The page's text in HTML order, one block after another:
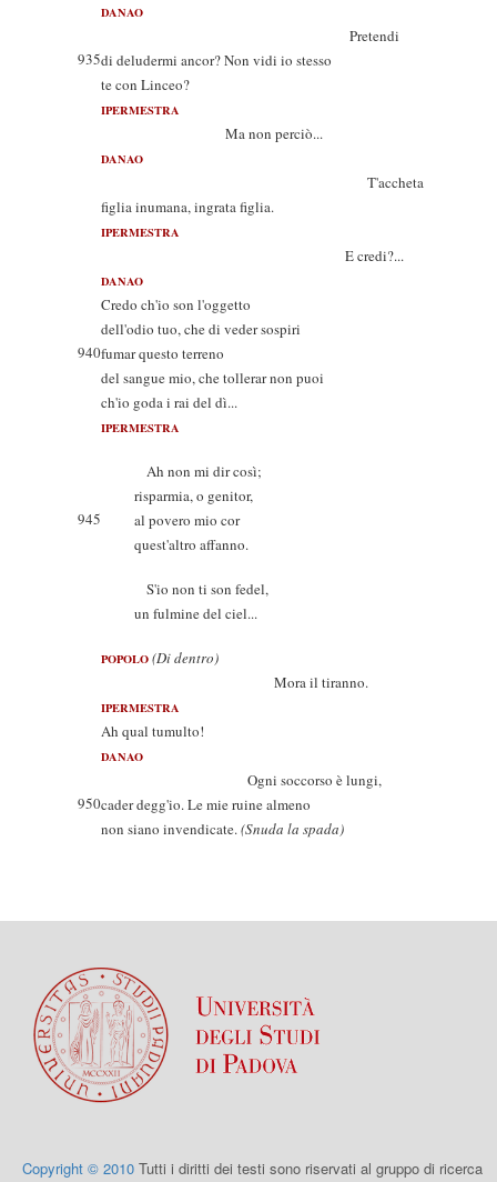
DANAO
Pretendi
935di deludermi ancor? Non vidi io stesso
te con Linceo?
IPERMESTRA
Ma non perciò...
DANAO
T'accheta
figlia inumana, ingrata figlia.
IPERMESTRA
E credi?...
DANAO
Credo ch'io son l'oggetto
dell'odio tuo, che di veder sospiri
940fumar questo terreno
del sangue mio, che tollerar non puoi
ch'io goda i rai del dì...
IPERMESTRA
Ah non mi dir così;
risparmia, o genitor,
945
al povero mio cor
quest'altro affanno.
S'io non ti son fedel,
un fulmine del ciel...
POPOLO(Di dentro)
Mora il tiranno.
IPERMESTRA
Ah qual tumulto!
DANAO
Ogni soccorso è lungi,
950cader degg'io. Le mie ruine almeno
non siano invendicate.(Snuda la spada)
Copyright © 2010 Tutti i diritti dei testi sono riservati al gruppo di ricerca